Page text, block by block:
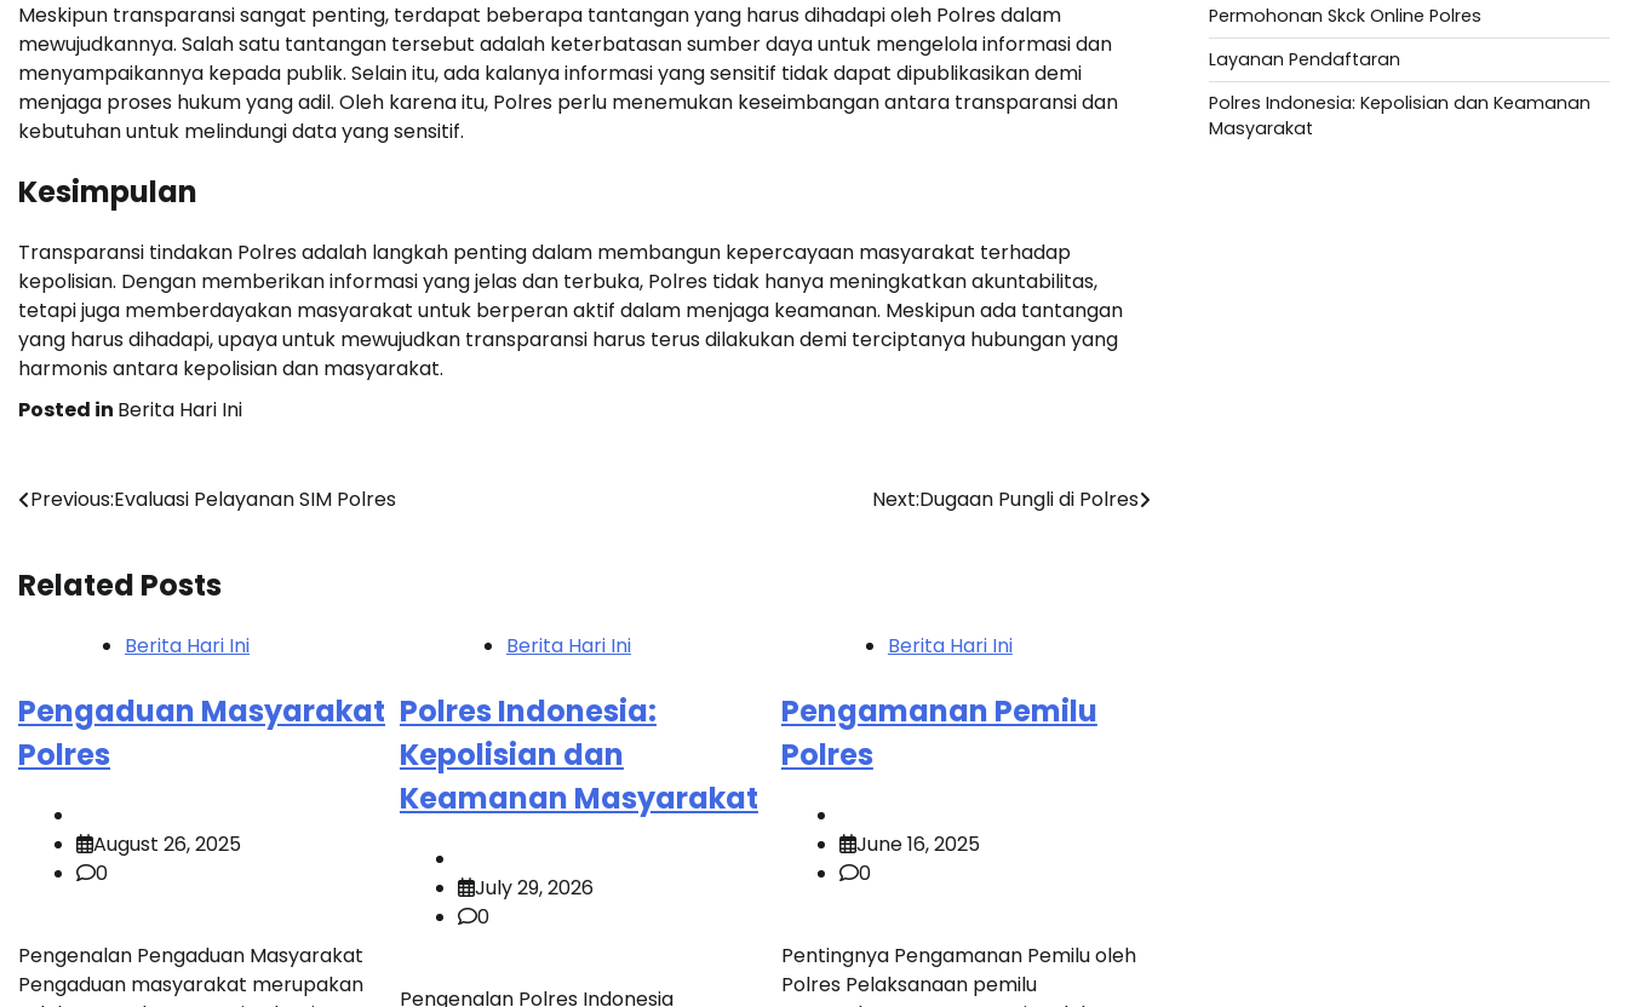
Meskipun transparansi sangat penting, terdapat beberapa tantangan yang harus dihadapi oleh Polres dalam
mewujudkannya. Salah satu tantangan tersebut adalah keterbatasan sumber daya untuk mengelola informasi dan
menyampaikannya kepada publik. Selain itu, ada kalanya informasi yang sensitif tidak dapat dipublikasikan demi
menjaga proses hukum yang adil. Oleh karena itu, Polres perlu menemukan keseimbangan antara transparansi dan
kebutuhan untuk melindungi data yang sensitif.
Kesimpulan
Transparansi tindakan Polres adalah langkah penting dalam membangun kepercayaan masyarakat terhadap
kepolisian. Dengan memberikan informasi yang jelas dan terbuka, Polres tidak hanya meningkatkan akuntabilitas,
tetapi juga memberdayakan masyarakat untuk berperan aktif dalam menjaga keamanan. Meskipun ada tantangan
yang harus dihadapi, upaya untuk mewujudkan transparansi harus terus dilakukan demi terciptanya hubungan yang
harmonis antara kepolisian dan masyarakat.
Posted in Berita Hari Ini
Post
Previous:Evaluasi Pelayanan SIM Polres Next:Dugaan Pungli di Polres
Related Posts
Berita Hari Ini
Pengaduan Masyarakat
Polres
August 26, 2025
0
Pengenalan Pengaduan Masyarakat
Pengaduan masyarakat merupakan
Berita Hari Ini
Polres Indonesia:
Kepolisian dan
Keamanan Masyarakat
July 29, 2026
0
Pengenalan Polres Indonesia
Berita Hari Ini
Pengamanan Pemilu
Polres
June 16, 2025
0
Pentingnya Pengamanan Pemilu oleh
Polres Pelaksanaan pemilu
Permohonan Skck Online Polres
Layanan Pendaftaran
Polres Indonesia: Kepolisian dan Keamanan
Masyarakat